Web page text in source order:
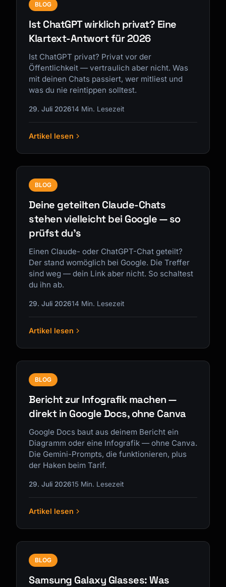
BLOG
Ist ChatGPT wirklich privat? Eine
Klartext-Antwort für 2026
Ist ChatGPT privat? Privat vor der
Öffentlichkeit — vertraulich aber nicht. Was
mit deinen Chats passiert, wer mitliest und
was du nie reintippen solltest.
29. Juli 202614 Min. Lesezeit
Artikel lesen
BLOG
Deine geteilten Claude-Chats
stehen vielleicht bei Google — so
prüfst du's
Einen Claude- oder ChatGPT-Chat geteilt?
Der stand womöglich bei Google. Die Treffer
sind weg — dein Link aber nicht. So schaltest
du ihn ab.
29. Juli 202614 Min. Lesezeit
Artikel lesen
BLOG
Bericht zur Infografik machen —
direkt in Google Docs, ohne Canva
Google Docs baut aus deinem Bericht ein
Diagramm oder eine Infografik — ohne Canva.
Die Gemini-Prompts, die funktionieren, plus
der Haken beim Tarif.
29. Juli 202615 Min. Lesezeit
Artikel lesen
BLOG
Samsung Galaxy Glasses: Was